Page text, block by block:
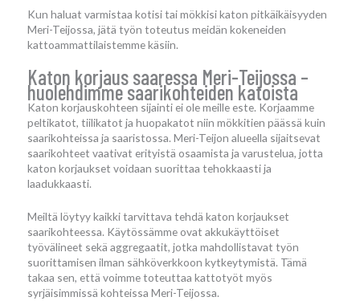
Kun haluat varmistaa kotisi tai mökkisi katon pitkäikäisyyden
Meri-Teijossa, jätä työn toteutus meidän kokeneiden
kattoammattilaistemme käsiin.
Katon korjaus saaressa Meri-Teijossa –
huolehdimme saarikohteiden katoista
Katon korjauskohteen sijainti ei ole meille este. Korjaamme
peltikatot, tiilikatot ja huopakatot niin mökkitien päässä kuin
saarikohteissa ja saaristossa. Meri-Teijon alueella sijaitsevat
saarikohteet vaativat erityistä osaamista ja varustelua, jotta
katon korjaukset voidaan suorittaa tehokkaasti ja
laadukkaasti.
Meiltä löytyy kaikki tarvittava tehdä katon korjaukset
saarikohteessa. Käytössämme ovat akkukäyttöiset
työvälineet sekä aggregaatit, jotka mahdollistavat työn
suorittamisen ilman sähköverkkoon kytkeytymistä. Tämä
takaa sen, että voimme toteuttaa kattotyöt myös
syrjäisimmissä kohteissa Meri-Teijossa.